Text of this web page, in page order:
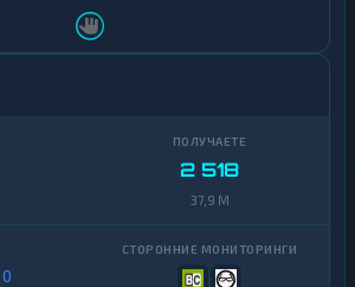
2 518
37,9 M
0